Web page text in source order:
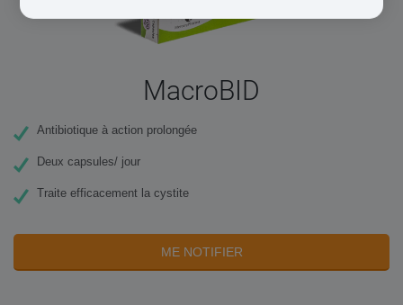
MacroBID
Antibiotique à action prolongée
Deux capsules/ jour
Traite efficacement la cystite
ME NOTIFIER